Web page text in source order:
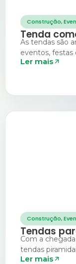
Construção,
Tenda
As tendas são
eventos, festas
Ler mais
Construção,
Tendas
Com a
tendas
Ler mais